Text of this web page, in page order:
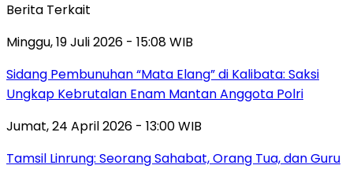
Berita Terkait
Minggu, 19 Juli 2026 - 15:08 WIB
Sidang Pembunuhan “Mata Elang” di Kalibata: Saksi
Ungkap Kebrutalan Enam Mantan Anggota Polri
Jumat, 24 April 2026 - 13:00 WIB
Tamsil Linrung: Seorang Sahabat, Orang Tua, dan Guru